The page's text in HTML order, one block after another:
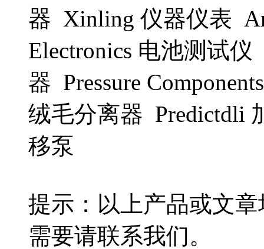
器 Xinling 仪器仪表
Electronics 电池测试
器 Pressure
绒毛分离器 Predictdli
移泵
提示：以上产品或文
需要请联系我们。